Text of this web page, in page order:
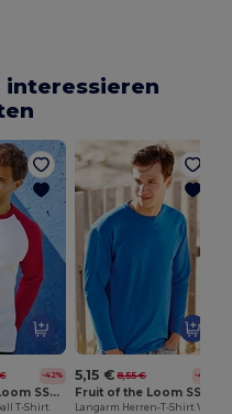
interessieren
-42%
Fruit of the Loom SS028
T-Shirt
5,15 € 8,55 € -40%